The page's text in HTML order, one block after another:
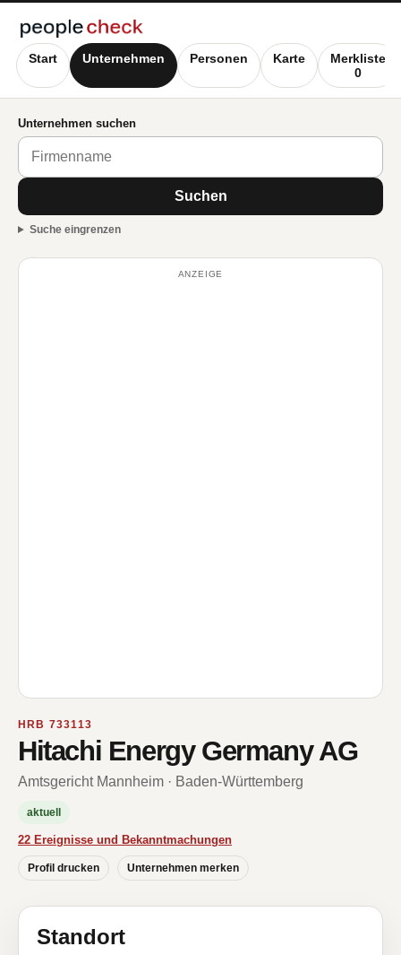
Start Unternehmen Personen Karte
Merkliste
0
Unternehmen suchen
Suchen
Suche eingrenzen
ANZEIGE
HRB 733113
Hitachi Energy Germany AG
Amtsgericht Mannheim · Baden-Württemberg
aktuell
22 Ereignisse und Bekanntmachungen
Profil drucken Unternehmen merken
Standort